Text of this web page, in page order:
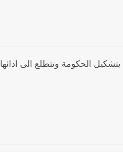
الحكومة وتتطلع الى ادائها